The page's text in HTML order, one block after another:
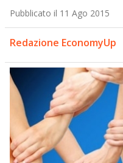
Pubblicato il 11 Ago 2015
Redazione EconomyUp